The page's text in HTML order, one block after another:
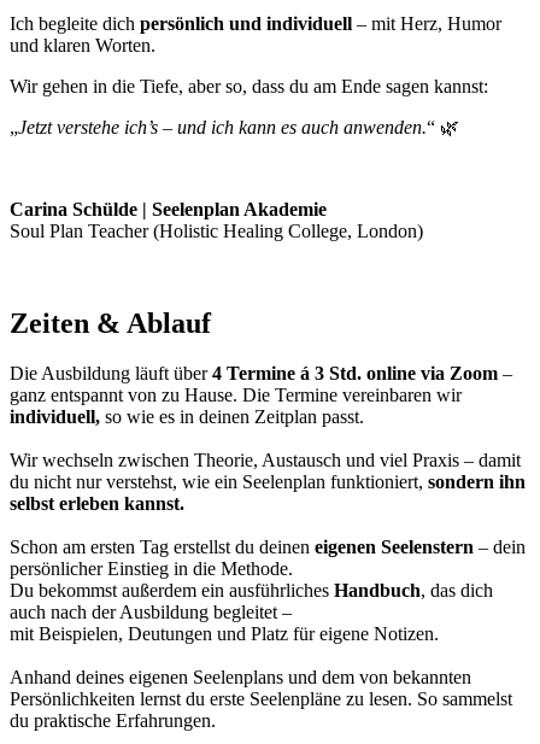
Ich begleite dich persönlich und individuell – mit Herz, Humor
und klaren Worten.
Wir gehen in die Tiefe, aber so, dass du am Ende sagen kannst:
„Jetzt verstehe ich’s – und ich kann es auch anwenden.“ 🌿
Carina Schülde | Seelenplan Akademie
Soul Plan Teacher (Holistic Healing College, London)
Zeiten & Ablauf
Die Ausbildung läuft über4 Termine á 3 Std. online via Zoom –
ganz entspannt von zu Hause. Die Termine vereinbaren wir
individuell, so wie es in deinen Zeitplan passt.
Wir wechseln zwischen Theorie, Austausch und viel Praxis – damit
du nicht nur verstehst, wie ein Seelenplan funktioniert, sondern ihn
selbst erleben kannst.
Schon am ersten Tag erstellst du deinen eigenen Seelenstern – dein
persönlicher Einstieg in die Methode.
Du bekommst außerdem ein ausführliches Handbuch, das dich
auch nach der Ausbildung begleitet –
mit Beispielen, Deutungen und Platz für eigene Notizen.
Anhand deines eigenen Seelenplans und dem von bekannten
Persönlichkeiten lernst du erste Seelenpläne zu lesen. So sammelst
du praktische Erfahrungen.